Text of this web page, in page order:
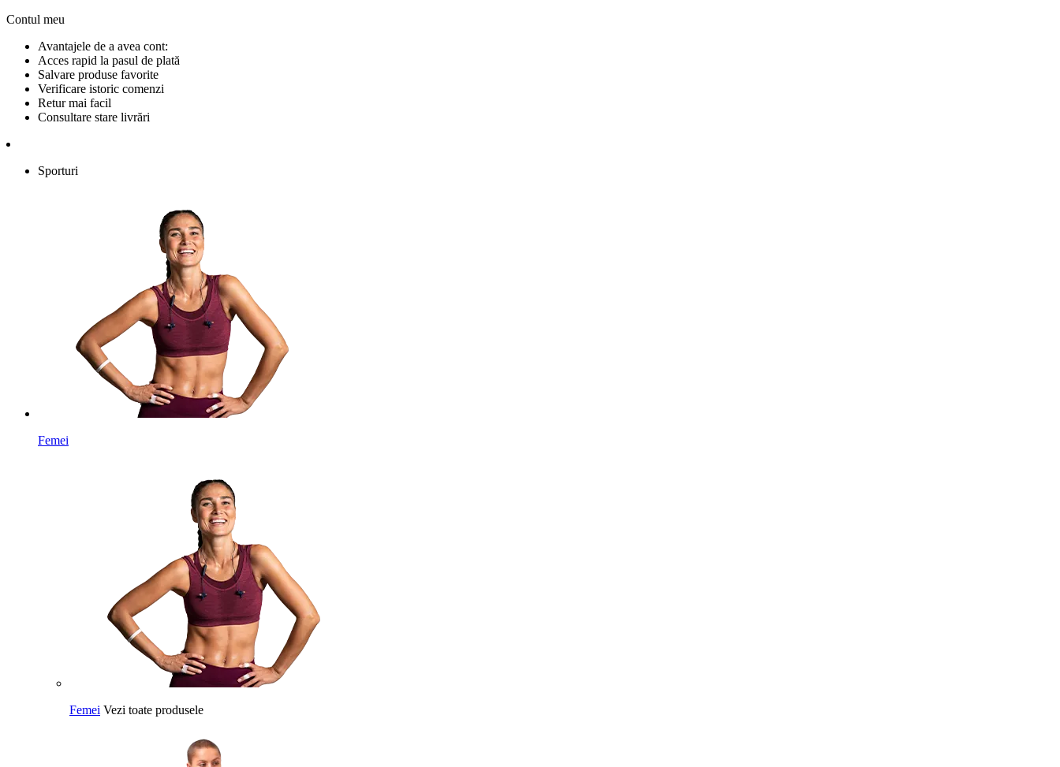
Contul meu
Avantajele de a avea cont:
Acces rapid la pasul de plată
Salvare produse favorite
Verificare istoric comenzi
Retur mai facil
Consultare stare livrări
Sporturi
Femei
Femei Vezi toate produsele